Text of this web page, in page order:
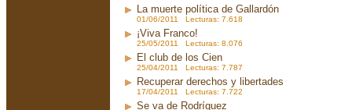
La muerte política de Gallardón
01/06/2011 Lecturas: 7.618
¡Viva Franco!
25/05/2011 Lecturas: 8.076
El club de los Cien
25/04/2011 Lecturas: 7.787
Recuperar derechos y libertades
17/04/2011 Lecturas: 7.722
Se va de Rodríguez